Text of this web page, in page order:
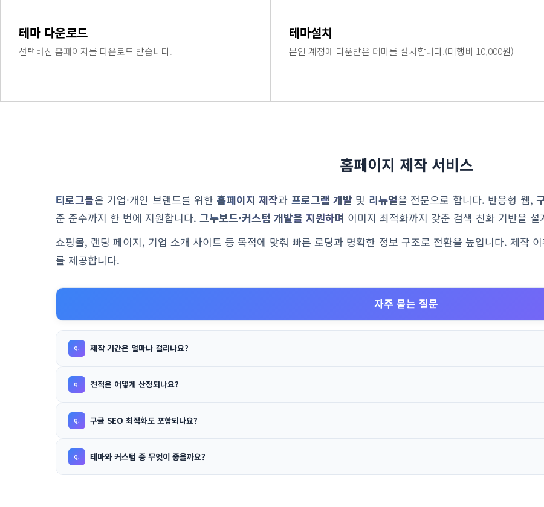
테마 다운로드
선택하신 홈페이지를 다운로드 받습니다.
테마설치
본인 계정에 다운받은 테마를 설치합니다.(대행비 10,000원)
홈페이지 제작 서비스
티로그몰은 기업·개인 브랜드를 위한 홈페이지 제작과 프로그램 개발 및 리뉴얼을 전문으로 합니다. 반응형 웹,
준 준수까지 한 번에 지원합니다. 그누보드·커스텀 개발을 지원하며 이미지 최적화까지 갖춘 검색 친화 기반을 설
쇼핑몰, 랜딩 페이지, 기업 소개 사이트 등 목적에 맞춰 빠른 로딩과 명확한 정보 구조로 전환을 높입니다. 제작
를 제공합니다.
자주 묻는 질문
제작 기간은 얼마나 걸리나요?
견적은 어떻게 산정되나요?
구글 SEO 최적화도 포함되나요?
테마와 커스텀 중 무엇이 좋을까요?